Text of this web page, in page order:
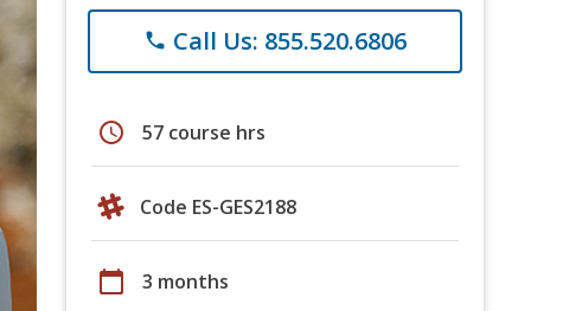
phone Call Us: 855.520.6806
schedule 57 course hrs
Code ES-GES2188
calendar_today 3 months